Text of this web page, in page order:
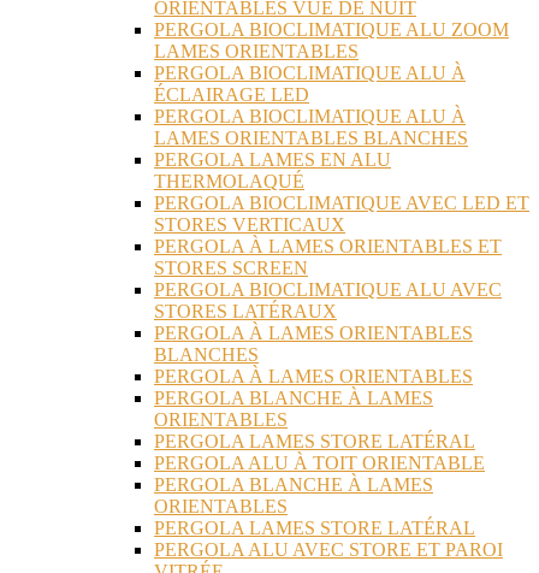
ORIENTABLES VUE DE NUIT
PERGOLA BIOCLIMATIQUE ALU ZOOM
LAMES ORIENTABLES
PERGOLA BIOCLIMATIQUE ALU À
ÉCLAIRAGE LED
PERGOLA BIOCLIMATIQUE ALU À
LAMES ORIENTABLES BLANCHES
PERGOLA LAMES EN ALU
THERMOLAQUÉ
PERGOLA BIOCLIMATIQUE AVEC LED ET
STORES VERTICAUX
PERGOLA À LAMES ORIENTABLES ET
STORES SCREEN
PERGOLA BIOCLIMATIQUE ALU AVEC
STORES LATÉRAUX
PERGOLA À LAMES ORIENTABLES
BLANCHES
PERGOLA À LAMES ORIENTABLES
PERGOLA BLANCHE À LAMES
ORIENTABLES
PERGOLA LAMES STORE LATÉRAL
PERGOLA ALU À TOIT ORIENTABLE
PERGOLA BLANCHE À LAMES
ORIENTABLES
PERGOLA LAMES STORE LATÉRAL
PERGOLA ALU AVEC STORE ET PAROI